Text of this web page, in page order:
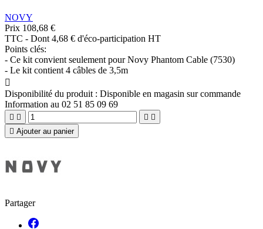
NOVY
Prix 108,68 €
TTC - Dont 4,68 € d'éco-participation HT
Points clés:
- Ce kit convient seulement pour Novy Phantom Cable (7530)
- Le kit contient 4 câbles de 3,5m

Disponibilité du produit : Disponible en magasin sur commande
Information au 02 51 85 09 69
   
 Ajouter au panier
Partager